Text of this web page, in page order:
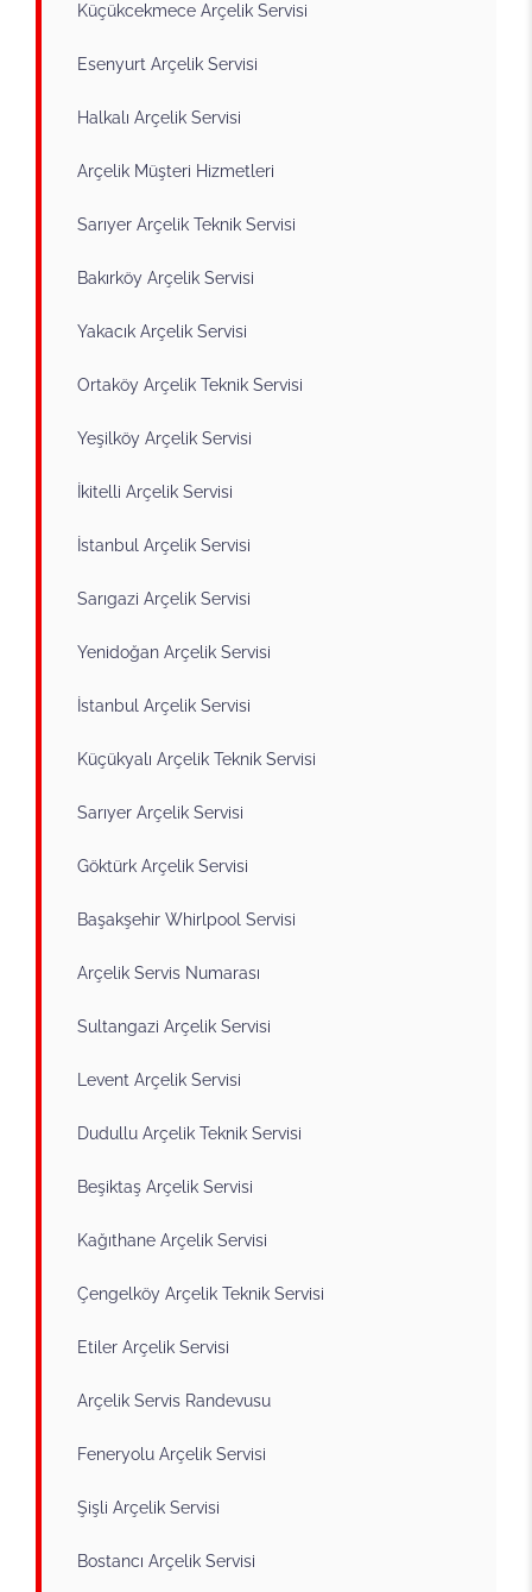
Küçükcekmece Arçelik Servisi
Esenyurt Arçelik Servisi
Halkalı Arçelik Servisi
Arçelik Müşteri Hizmetleri
Sarıyer Arçelik Teknik Servisi
Bakırköy Arçelik Servisi
Yakacık Arçelik Servisi
Ortaköy Arçelik Teknik Servisi
Yeşilköy Arçelik Servisi
İkitelli Arçelik Servisi
İstanbul Arçelik Servisi
Sarıgazi Arçelik Servisi
Yenidoğan Arçelik Servisi
İstanbul Arçelik Servisi
Küçükyalı Arçelik Teknik Servisi
Sarıyer Arçelik Servisi
Göktürk Arçelik Servisi
Başakşehir Whirlpool Servisi
Arçelik Servis Numarası
Sultangazi Arçelik Servisi
Levent Arçelik Servisi
Dudullu Arçelik Teknik Servisi
Beşiktaş Arçelik Servisi
Kağıthane Arçelik Servisi
Çengelköy Arçelik Teknik Servisi
Etiler Arçelik Servisi
Arçelik Servis Randevusu
Feneryolu Arçelik Servisi
Şişli Arçelik Servisi
Bostancı Arçelik Servisi